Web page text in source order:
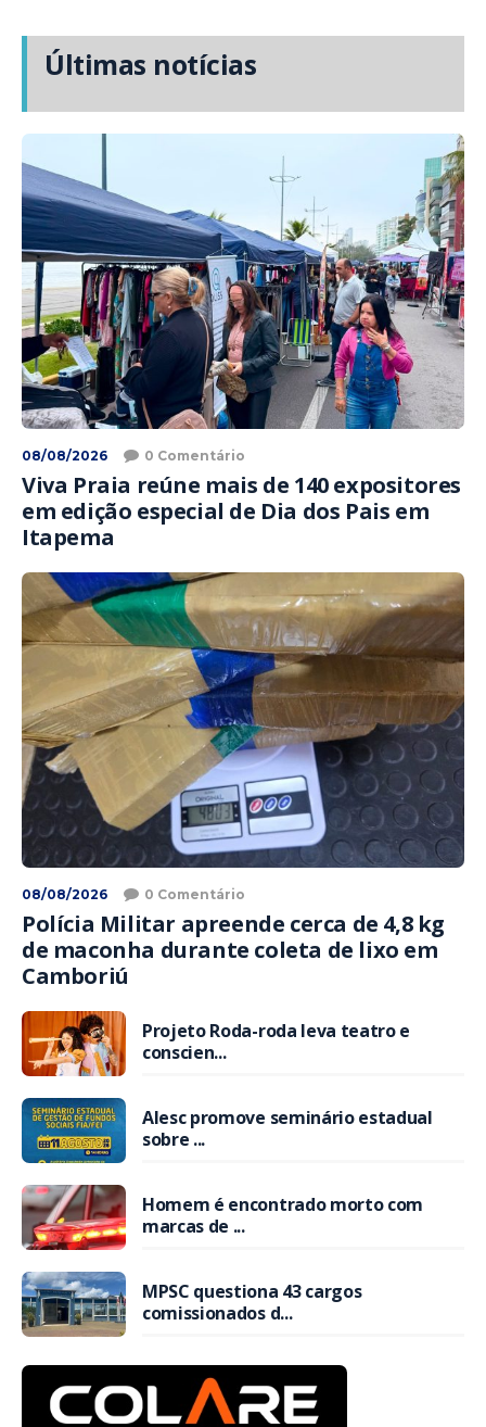
Últimas notícias
08/08/2026 0 Comentário
Viva Praia reúne mais de 140 expositores
em edição especial de Dia dos Pais em
Itapema
08/08/2026 0 Comentário
Polícia Militar apreende cerca de 4,8 kg
de maconha durante coleta de lixo em
Camboriú
Projeto Roda-roda leva teatro e
conscien...
Alesc promove seminário estadual
sobre ...
Homem é encontrado morto com
marcas de ...
MPSC questiona 43 cargos
comissionados d...